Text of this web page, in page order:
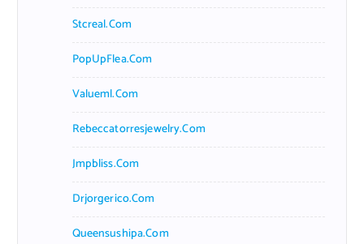
Stcreal.com
PopUpFlea.com
Valueml.com
Rebeccatorresjewelry.com
Jmpbliss.com
Drjorgerico.com
Queensushipa.com